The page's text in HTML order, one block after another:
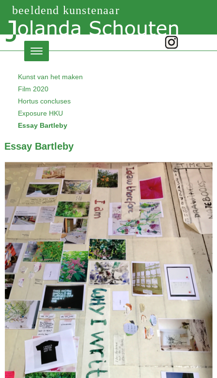
beeldend kunstenaar
Kunst van het maken
Film 2020
Hortus concluses
Exposure HKU
Essay Bartleby
Essay Bartleby